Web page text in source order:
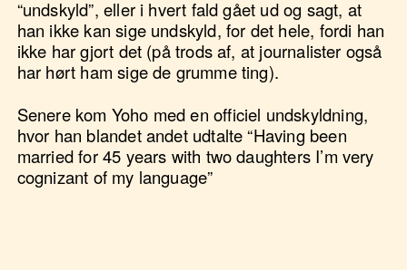
“undskyld”, eller i hvert fald gået ud og sagt, at
han ikke kan sige undskyld, for det hele, fordi han
ikke har gjort det (på trods af, at journalister også
har hørt ham sige de grumme ting).
Senere kom Yoho med en officiel undskyldning,
hvor han blandet andet udtalte “Having been
married for 45 years with two daughters I’m very
cognizant of my language”